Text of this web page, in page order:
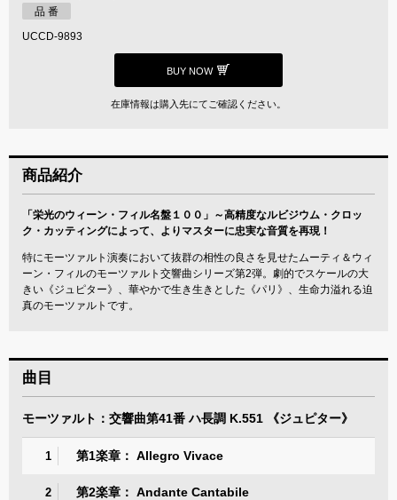
品 番
UCCD-9893
BUY NOW
在庫情報は購入先にてご確認ください。
商品紹介
「栄光のウィーン・フィル名盤１００」～高精度なルビジウム・クロッ
ク・カッティングによって、よりマスターに忠実な音質を再現！
特にモーツァルト演奏において抜群の相性の良さを見せたムーティ＆ウィ
ーン・フィルのモーツァルト交響曲シリーズ第2弾。劇的でスケールの大
きい《ジュピター》、華やかで生き生きとした《パリ》、生命力溢れる迫
真のモーツァルトです。
曲目
モーツァルト：交響曲第41番 ハ長調 K.551 《ジュピター》
1 第1楽章： Allegro Vivace
2 第2楽章： Andante Cantabile